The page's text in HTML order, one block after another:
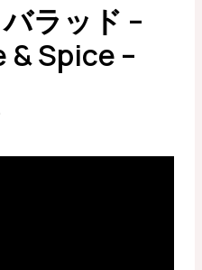
ラッド –
& Spice –